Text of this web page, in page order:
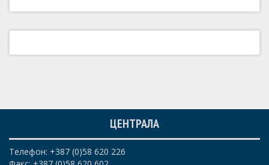
ЦЕНТРАЛА
Телефон: +387 (0)58 620 226